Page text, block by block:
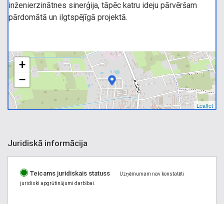
inženierzinātnes sinerģija, tāpēc katru ideju pārvēršam
pārdomātā un ilgtspējīgā projektā.
+
−
Leaflet
Juridiskā informācija
Teicams juridiskais statuss
Uzņēmumam nav konstatēti
juridiski apgrūtinājumi darbībai.